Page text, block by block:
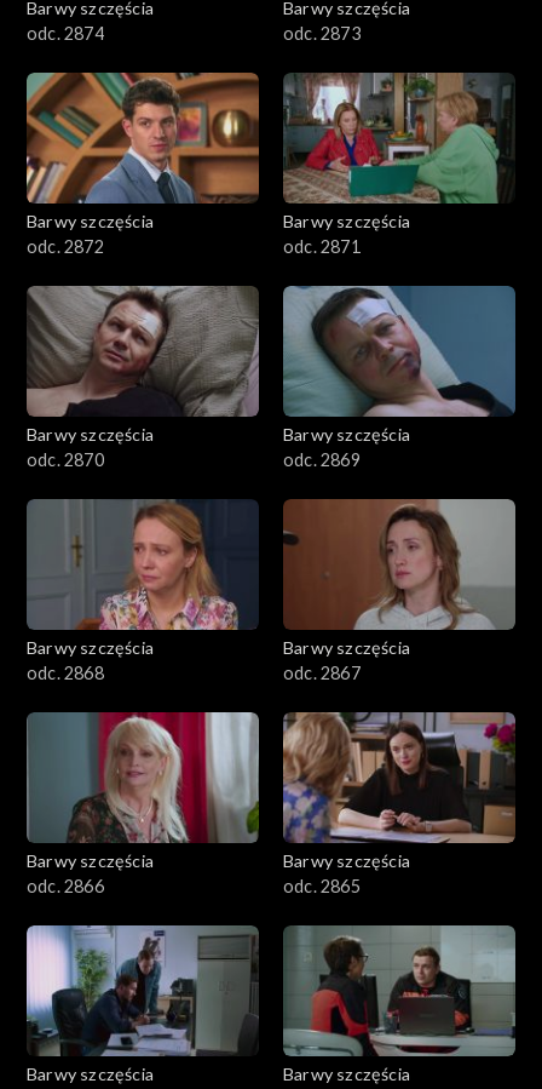
Barwy szczęścia
odc. 2874
Barwy szczęścia
odc. 2873
Barwy szczęścia
odc. 2872
Barwy szczęścia
odc. 2871
Barwy szczęścia
odc. 2870
Barwy szczęścia
odc. 2869
Barwy szczęścia
odc. 2868
Barwy szczęścia
odc. 2867
Barwy szczęścia
odc. 2866
Barwy szczęścia
odc. 2865
Barwy szczęścia
Barwy szczęścia